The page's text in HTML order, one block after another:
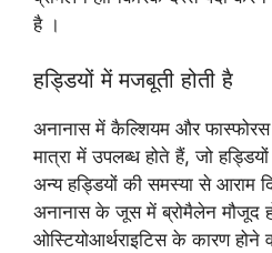
है ।
हड्डियों में मजबूती होती है
अनानास में कैल्शियम और
मात्रा में उपलब्ध होते हैं, जो
अन्य हड्डियों की समस्या से आराम
अनानास के जूस में ब्रोमैलेन मौजूद
ओस्टियोआर्थराइटिस के कारण